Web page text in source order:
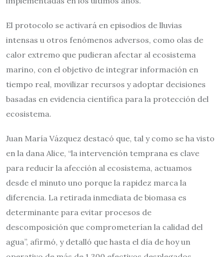
El protocolo se activará en episodios de lluvias
intensas u otros fenómenos adversos, como olas de
calor extremo que pudieran afectar al ecosistema
marino, con el objetivo de integrar información en
tiempo real, movilizar recursos y adoptar decisiones
basadas en evidencia científica para la protección del
ecosistema.
Juan María Vázquez destacó que, tal y como se ha visto
en la dana Alice, “la intervención temprana es clave
para reducir la afección al ecosistema, actuamos
desde el minuto uno porque la rapidez marca la
diferencia. La retirada inmediata de biomasa es
determinante para evitar procesos de
descomposición que comprometerían la calidad del
agua”, afirmó, y detalló que hasta el día de hoy un